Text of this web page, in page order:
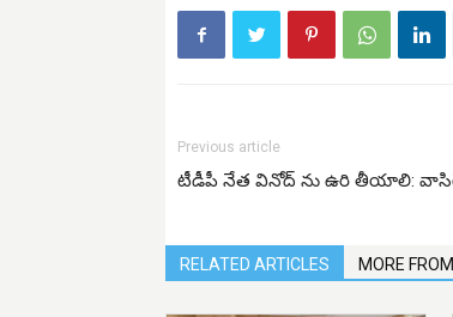
Previous article
టీడీపీ నేత వినోద్ ను ఉరి తీయాలి:
RELATED ARTICLES MORE